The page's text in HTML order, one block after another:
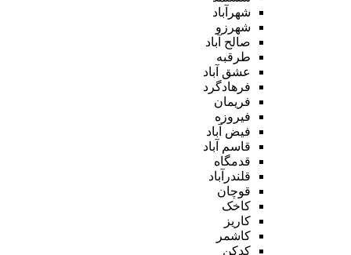
شهرآباد
شهرزو
صالح آباد
طرقبه
عشق آباد
فرهادگرد
فریمان
فیروزه
فیض آباد
قاسم آباد
قدمگاه
قلندرآباد
قوچان
کاخک
کاریز
کاشمر
کدکن